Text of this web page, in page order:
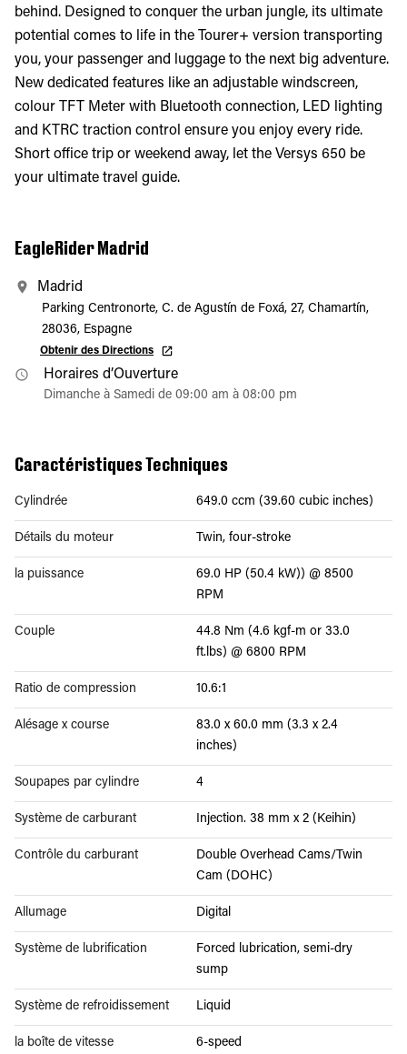
behind. Designed to conquer the urban jungle, its ultimate
potential comes to life in the Tourer+ version transporting
you, your passenger and luggage to the next big adventure.
New dedicated features like an adjustable windscreen,
colour TFT Meter with Bluetooth connection, LED lighting
and KTRC traction control ensure you enjoy every ride.
Short office trip or weekend away, let the Versys 650 be
your ultimate travel guide.
EagleRider Madrid
Madrid
Parking Centronorte, C. de Agustín de Foxá, 27, Chamartín,
28036, Espagne
Obtenir des Directions
Horaires d’Ouverture
Dimanche à Samedi de 09:00 am à 08:00 pm
Caractéristiques Techniques
Cylindrée 649.0 ccm (39.60 cubic inches)
Détails du moteur Twin, four-stroke
la puissance
69.0 HP (50.4 kW)) @ 8500
RPM
Couple
44.8 Nm (4.6 kgf-m or 33.0
ft.lbs) @ 6800 RPM
Ratio de compression 10.6:1
Alésage x course
83.0 x 60.0 mm (3.3 x 2.4
inches)
Soupapes par cylindre 4
Système de carburant Injection. 38 mm x 2 (Keihin)
Contrôle du carburant
Double Overhead Cams/Twin
Cam (DOHC)
Allumage Digital
Système de lubrification
Forced lubrication, semi-dry
sump
Système de refroidissement Liquid
la boîte de vitesse 6-speed